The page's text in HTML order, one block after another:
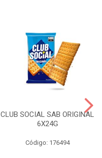
CLUB SOCIAL SAB ORIGINAL
6X24G
Código: 176494